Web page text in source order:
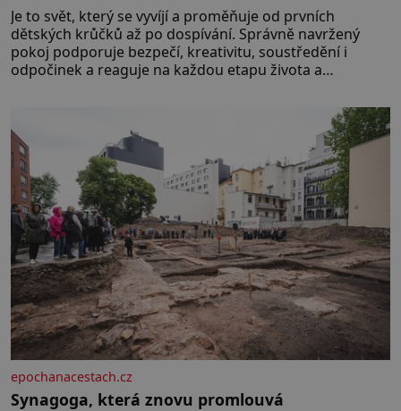
Je to svět, který se vyvíjí a proměňuje od prvních
dětských krůčků až po dospívání. Správně navržený
pokoj podporuje bezpečí, kreativitu, soustředění i
odpočinek a reaguje na každou etapu života a
jednoduchost, měkkost a bezpečí, proto by pokoj
miminka měl působit především klidně a útulně.
Předškolní věk je
epochanacestach.cz
Synagoga, která znovu promlouvá